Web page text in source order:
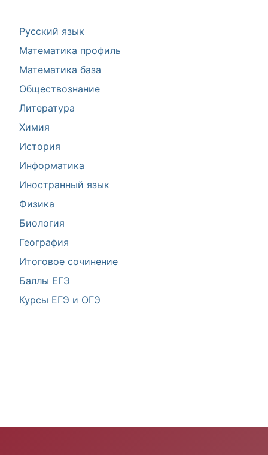
Русский язык
Математика профиль
Математика база
Обществознание
Литература
Химия
История
Информатика
Иностранный язык
Физика
Биология
География
Итоговое сочинение
Баллы ЕГЭ
Курсы ЕГЭ и ОГЭ